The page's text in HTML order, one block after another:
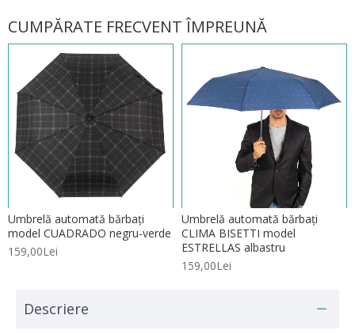
CUMPĂRATE FRECVENT ÎMPREUNĂ
Umbrelă automată bărbați
model CUADRADO negru-verde
159,00Lei
Umbrelă automată bărbați
CLIMA BISETTI model
ESTRELLAS albastru
159,00Lei
Descriere